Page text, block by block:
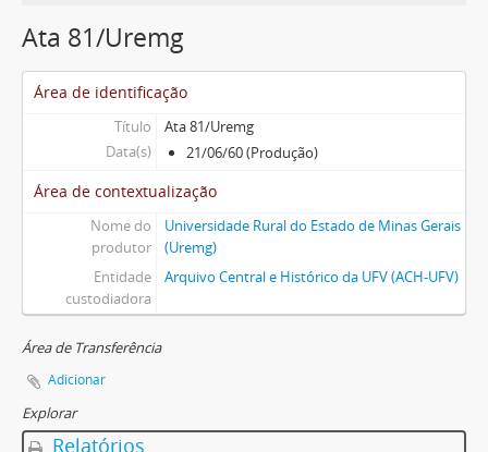
Ata 81/Uremg
Área de identificação
Título
Ata 81/Uremg
Data(s)
21/06/60 (Produção)
Área de contextualização
Nome do
produtor
Universidade Rural do Estado de Minas Gerais
(Uremg)
Entidade
custodiadora
Arquivo Central e Histórico da UFV (ACH-UFV)
Área de Transferência
Adicionar
Explorar
Relatórios